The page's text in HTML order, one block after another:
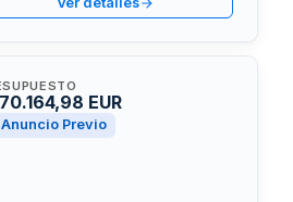
EUR
Anuncio Previo